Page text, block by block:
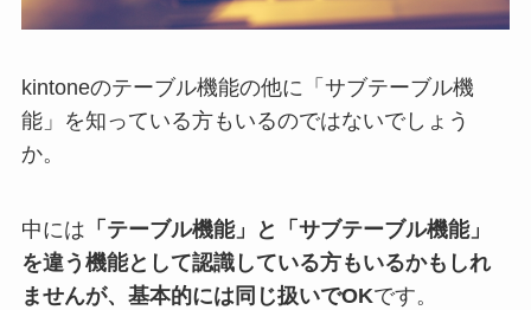
kintoneのテーブル機能の他に「サブテーブル機
能」を知っている方もいるのではないでしょう
か。
中には 「テーブル機能」と「サブテーブル機能」
を違う機能として認識している方もいるかもしれ
ませんが、基本的には同じ扱いでOKです。